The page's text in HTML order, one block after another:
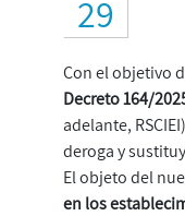
29
Con el objetivo
Decreto 164/
adelante,
deroga y
El objeto del
en los